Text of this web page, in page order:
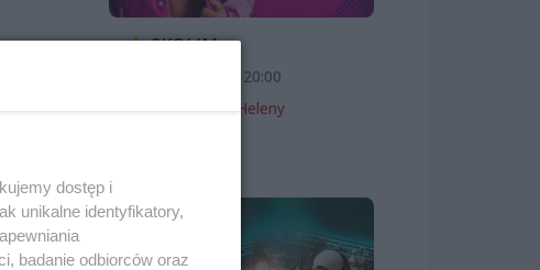
łudzi
SKOLIM
7 sierpnia 2026, 20:00
Teatr Letni im. Heleny
dostęp i
unikalne identyfikatory,
badanie odbiorców oraz